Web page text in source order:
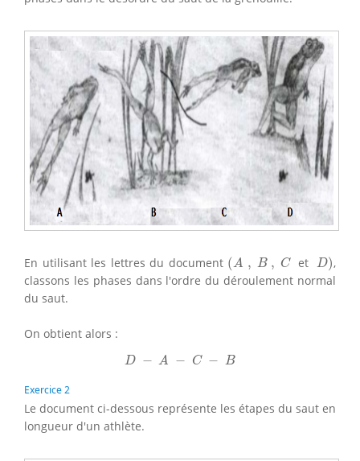
En utilisant les lettres du document (A , B , C
(A, C et D)
D) ,
classons les phases dans l'ordre du déroulement normal
du saut.
On obtient alors :
D − A − C − B
A C−
Exercice 2
Le document ci-dessous représente les étapes du saut en
longueur d'un athlète.